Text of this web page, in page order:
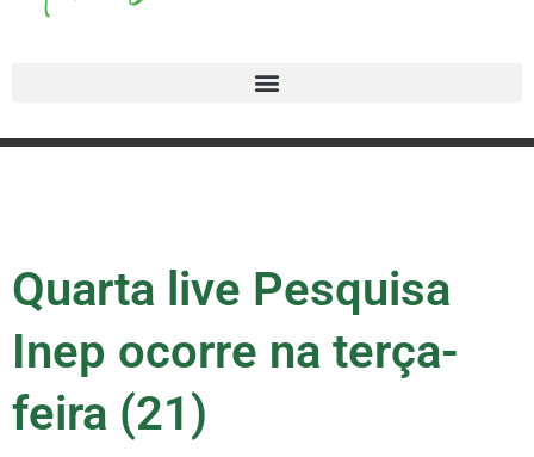
Quarta live Pesquisa
Inep ocorre na terça-
feira (21)